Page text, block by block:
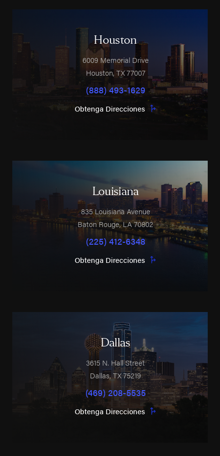
Houston
6009 Memorial Drive
Houston,TX 77007
(888) 493-1629
Obtenga Direcciones
Louisiana
835 Louisiana Avenue
Baton Rouge,LA70802
(225) 412-6348
Obtenga Direcciones
Dallas
3615 N. Hall Street
Dallas,TX75219
(469) 208-5535
Obtenga Direcciones